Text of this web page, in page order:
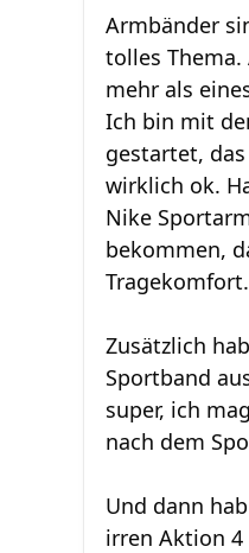
Armbänder
tolles Thema.
mehr als
Ich bin mit
gestartet,
wirklich ok.
Nike
bekommen,
Tragekomfort.
Zusätzlich
Sportband
super, ich
nach dem
Und dann
irren Aktion 4